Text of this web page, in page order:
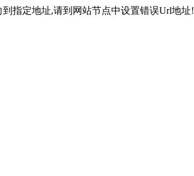
指定地址,请到网站节点中设置错误Url地址!